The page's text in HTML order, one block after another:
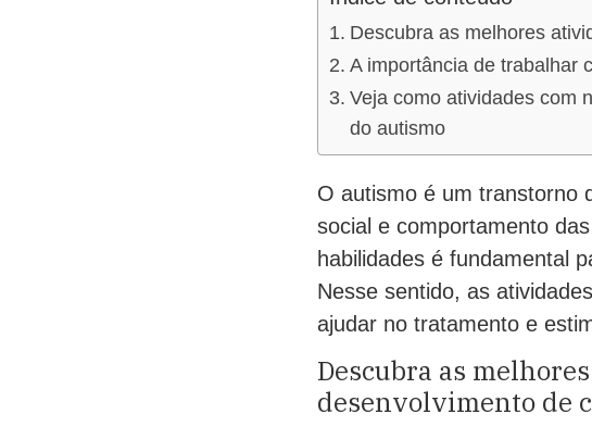
Descubra as melhores
A importância de trabalhar
Veja como atividades com
do autismo
O autismo é um transtorno
social e comportamento
habilidades é fundamental
Nesse sentido, as
ajudar no tratamento e
Descubra as
desenvolvimento de